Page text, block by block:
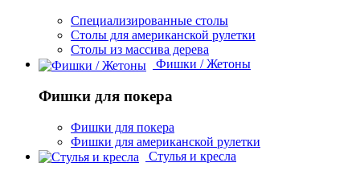
Специализированные столы
Столы для американской рулетки
Столы из массива дерева
Фишки / Жетоны
Фишки для покера
Фишки для покера
Фишки для американской рулетки
Стулья и кресла